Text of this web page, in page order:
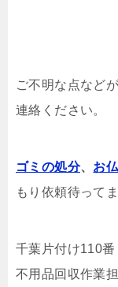
ご不明な点など
連絡ください。
ゴミの処分、 お
もり依頼待ってま
千葉片付け110番
不用品回収作業